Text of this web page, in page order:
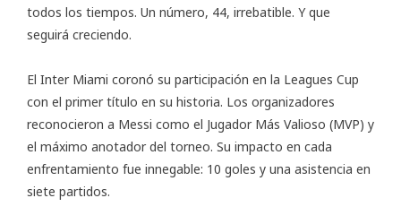
todos los tiempos. Un número, 44, irrebatible. Y que
seguirá creciendo.
El Inter Miami coronó su participación en la Leagues Cup
con el primer título en su historia. Los organizadores
reconocieron a Messi como el Jugador Más Valioso (MVP) y
el máximo anotador del torneo. Su impacto en cada
enfrentamiento fue innegable: 10 goles y una asistencia en
siete partidos.